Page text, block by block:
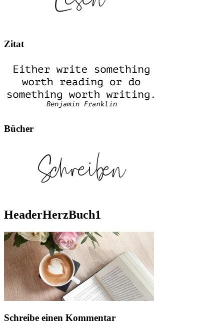
Zitat
Bücher
HeaderHerzBuch1
Schreibe einen Kommentar